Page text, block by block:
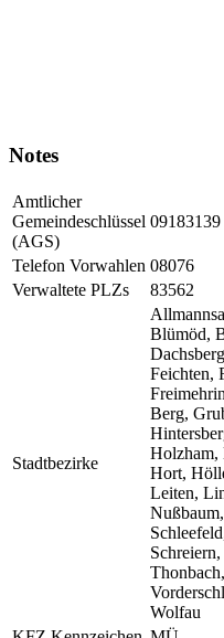
Notes
Amtlicher
Gemeindeschlüssel
(AGS)
09183139
Telefon Vorwahlen 08076
Verwaltete PLZs
83562
Stadtbezirke
Blümöd,
Feichten,
Berg,
Holzham,
Hort,
Leiten,
Wolfau